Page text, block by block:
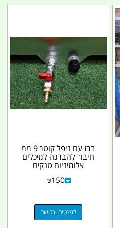
ברז עם ניפל קוטר 9 ממ
חיבור להברגה למיכלים
אלומיניום טנקים
אלומיניום אליהו
שבאתר...
₪150
לפרטים ורכישה